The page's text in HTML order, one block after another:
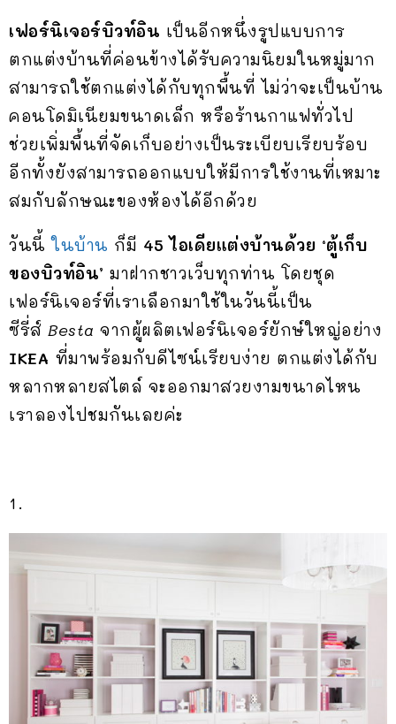
เฟอร์นิเจอร์บิวท์อิน เป็นอีกหนึ่งรูปแบบการ
ตกแต่งบ้านที่ค่อนข้างได้รับความนิยมในหมู่มาก
สามารถใช้ตกแต่งได้กับทุกพื้นที่ ไม่ว่าจะเป็นบ้าน
คอนโดมิเนียมขนาดเล็ก หรือร้านกาแฟทั่วไป
ช่วยเพิ่มพื้นที่จัดเก็บอย่างเป็นระเบียบเรียบร้อบ
อีกทั้งยังสามารถออกแบบให้มีการใช้งานที่เหมาะ
สมกับลักษณะของห้องได้อีกด้วย
วันนี้ในบ้าน ก็มี 45 ไอเดียแต่งบ้านด้วย ‘ตู้เก็บ
ของบิวท์อิน’ มาฝากชาวเว็บทุกท่าน โดยชุด
เฟอร์นิเจอร์ที่เราเลือกมาใช้ในวันนี้เป็น
ซีรี่ส์ Besta จากผู้ผลิตเฟอร์นิเจอร์ยักษ์ใหญ่อย่าง
IKEA ที่มาพร้อมกับดีไซน์เรียบง่าย ตกแต่งได้กับ
หลากหลายสไตล์ จะออกมาสวยงามขนาดไหน
เราลองไปชมกันเลยค่ะ
1.